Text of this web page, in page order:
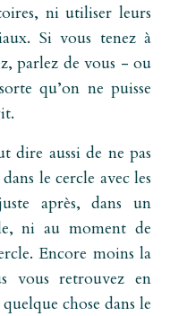
ni utiliser leurs
Si vous tenez à
parlez de vous - ou
qu’on ne puisse
dire aussi de ne pas
le cercle avec les
après, dans un
ni au moment de
Encore moins la
vous retrouvez en
chose dans le